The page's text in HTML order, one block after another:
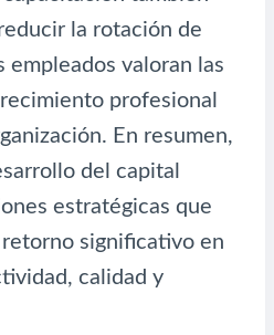
la rotación de
empleados valoran las
profesional
En resumen,
del capital
estratégicas que
significativo en
calidad y